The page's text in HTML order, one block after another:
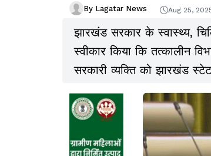
By Lagatar News Aug 25,
झारखंड सरकार के स्वास्थ्य,
स्वीकार किया कि तत्कालीन
सरकारी व्यक्ति को झारखंड
दिया, जो इस पद के लिए